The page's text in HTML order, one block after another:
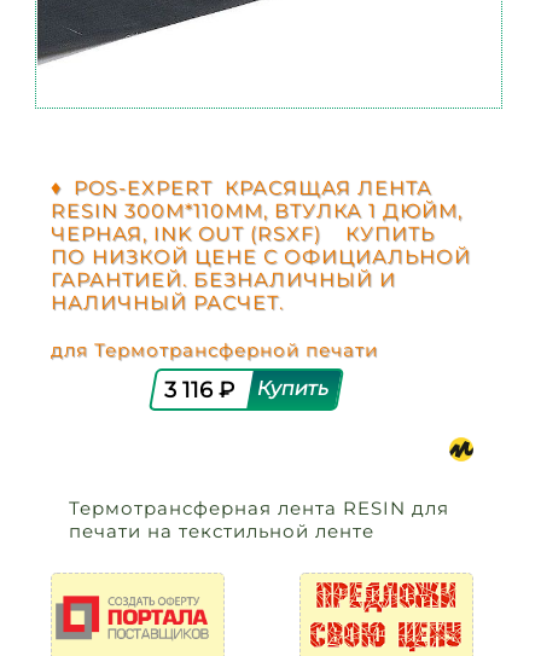
♦ POS-EXPERT КРАСЯЩАЯ ЛЕНТА
RESIN 300М*110ММ, ВТУЛКА 1 ДЮЙМ,
ЧЕРНАЯ, INK OUT (RSXF) КУПИТЬ
ПО НИЗКОЙ ЦЕНЕ С ОФИЦИАЛЬНОЙ
ГАРАНТИЕЙ. БЕЗНАЛИЧНЫЙ И
НАЛИЧНЫЙ РАСЧЕТ.
для Термотрансферной печати
3 116 ₽
Термотрансферная лента RESIN для
печати на текстильной ленте